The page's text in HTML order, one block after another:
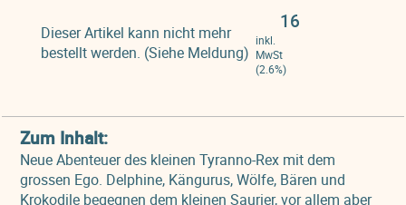
Dieser Artikel kann nicht mehr
bestellt werden. (Siehe Meldung)
16
inkl.
MwSt
(2.6%)
Zum Inhalt:
Neue Abenteuer des kleinen Tyranno-Rex mit dem
grossen Ego. Delphine, Kängurus, Wölfe, Bären und
Krokodile begegnen dem kleinen Saurier, vor allem aber